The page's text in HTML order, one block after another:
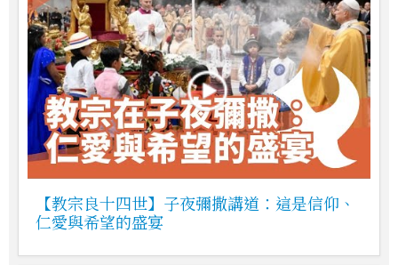
【教宗良十四世】子夜彌撒講道：這是信仰、
仁愛與希望的盛宴